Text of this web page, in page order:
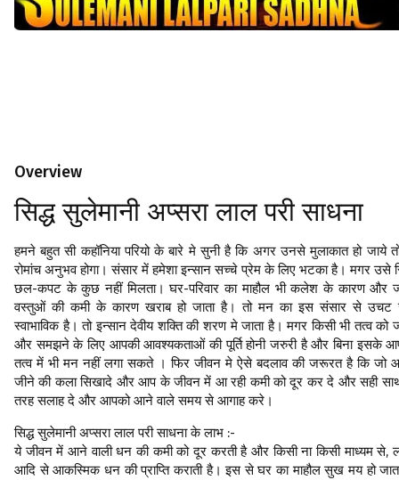
Overview
सिद्ध सुलेमानी अप्सरा लाल परी साधना
हमने बहुत सी कहॉनिया परियो के बारे मे सुनी है कि अगर उनसे मुलाकात हो जाये
रोमांच अनुभव होगा। संसार में हमेशा इन्सान सच्चे प्रेम के लिए भटका है। मगर उसे
छल-कपट के कुछ नहीं मिलता। घर-परिवार का माहौल भी कलेश के कारण और
वस्तुओं की कमी के कारण खराब हो जाता है। तो मन का इस संसार से उचट
स्वाभाविक है। तो इन्सान देवीय शक्ति की शरण मे जाता है। मगर किसी भी तत्व को
और समझने के लिए आपकी आवश्यकताओं की पूर्ति होनी जरुरी है और बिना इसके
तत्व में भी मन नहीं लगा सकते । फिर जीवन मे ऐसे बदलाव की जरूरत है कि जो
जीने की कला सिखादे और आप के जीवन में आ रही कमी को दूर कर दे और सही
तरह सलाह दे और आपको आने वाले समय से आगाह करे।
सिद्ध सुलेमानी अप्सरा लाल परी साधना के लाभ :-
ये जीवन में आने वाली धन की कमी को दूर करती है और किसी ना किसी माध्यम से,
आदि से आकस्मिक धन की प्राप्ति कराती है। इस से घर का माहौल सुख मय हो